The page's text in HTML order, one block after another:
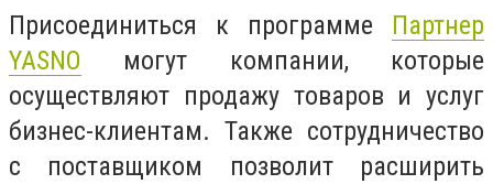
Присоединиться к программе Партнер
YASNO могут компании, которые
осуществляют продажу товаров и услуг
бизнес-клиентам. Также сотрудничество
с поставщиком позволит расширить